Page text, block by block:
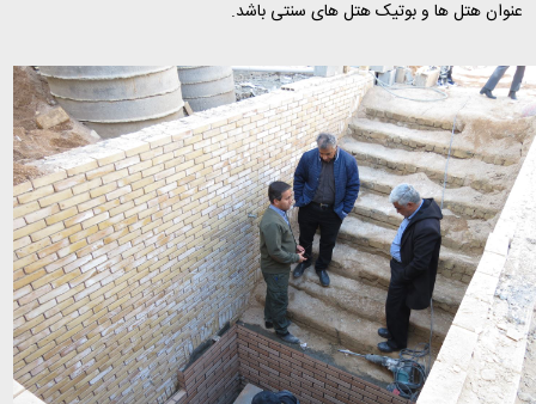
عنوان هتل ها و بوتیک هتل های سنتی باشد.